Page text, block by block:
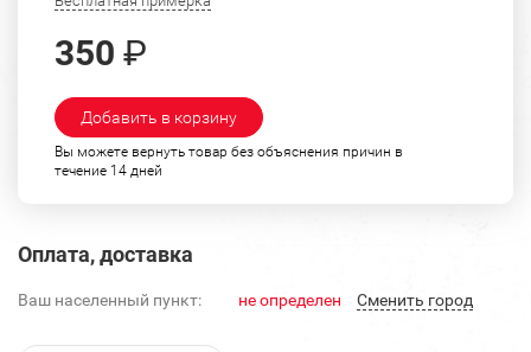
350 ₽
Добавить в корзину
Вы можете вернуть товар без объяснения причин в
течение 14 дней
Оплата, доставка
Ваш населенный пункт: не определен Cменить город